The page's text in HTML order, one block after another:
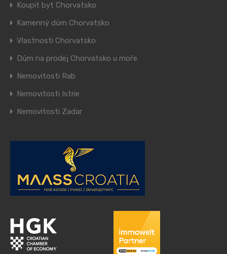
Koupit byt Chorvatsko
Kamenný dům Chorvatsko
Vlastnosti Chorvatsko
Dům na prodej Chorvatsko u moře
Nemovitosti Rab
Nemovitosti Istrie
Nemovitosti Zadar